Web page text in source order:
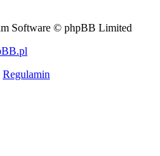
Software © phpBB Limited
Regulamin